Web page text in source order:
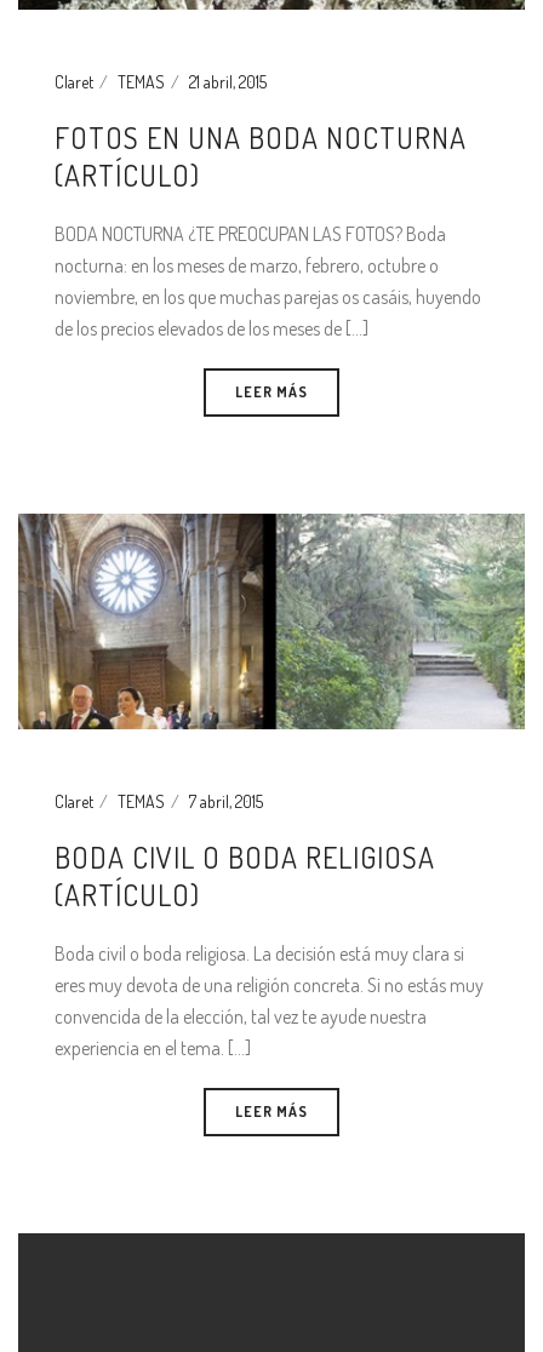
Claret TEMAS 21 abril, 2015
FOTOS EN UNA BODA NOCTURNA
(ARTÍCULO)
BODA NOCTURNA ¿TE PREOCUPAN LAS FOTOS? Boda
nocturna: en los meses de marzo, febrero, octubre o
noviembre, en los que muchas parejas os casáis, huyendo
de los precios elevados de los meses de [...]
LEER MÁS
Claret TEMAS 7 abril, 2015
BODA CIVIL O BODA RELIGIOSA
(ARTÍCULO)
Boda civil o boda religiosa. La decisión está muy clara si
eres muy devota de una religión concreta. Si no estás muy
convencida de la elección, tal vez te ayude nuestra
experiencia en el tema. [...]
LEER MÁS